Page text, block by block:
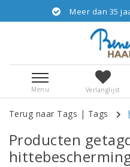
Meer dan 35
Menu Verlanglijst
Terug naar Tags | Tags
Producten